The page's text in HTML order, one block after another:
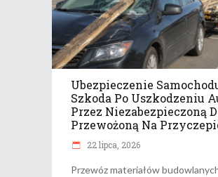
Ubezpieczenie
Szkoda Po Uszkodzeniu
Przez Niezabezpieczoną
Przewożoną Na
22 lipca, 2026
Przewóz materiałów